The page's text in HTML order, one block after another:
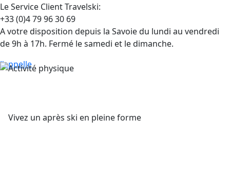
Le Service Client Travelski:
+33 (0)4 79 96 30 69
A votre disposition depuis la Savoie du lundi au vendredi
de 9h à 17h. Fermé le samedi et le dimanche.
J'appelle
Vivez un après ski en pleine forme